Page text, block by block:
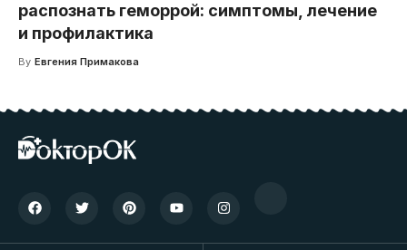
распознать геморрой: симптомы, лечение
и профилактика
By Евгения Примакова